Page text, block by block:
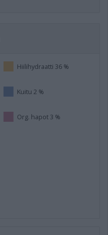
Hiilihydraatti 36 %
Kuitu 2 %
Org. hapot 3 %